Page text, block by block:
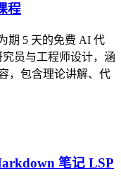
程
期 5 天的免费 AI 代
员与工程师设计，涵
，包含理论讲解、代
笔记 LSP